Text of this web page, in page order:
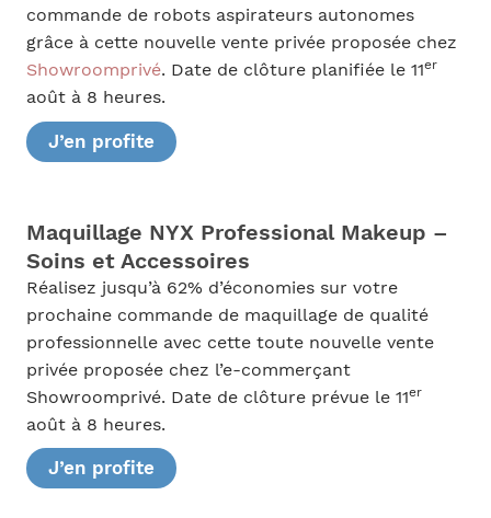
commande de robots aspirateurs autonomes
grâce à cette nouvelle vente privée proposée chez
Showroomprivé. Date de clôture planifiée le 11er
août à 8 heures.
J’en profite
Maquillage NYX Professional Makeup –
Soins et Accessoires
Réalisez jusqu’à 62% d’économies sur votre
prochaine commande de maquillage de qualité
professionnelle avec cette toute nouvelle vente
privée proposée chez l’e-commerçant
Showroomprivé. Date de clôture prévue le 11er
août à 8 heures.
J’en profite